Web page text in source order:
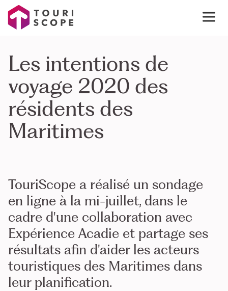
Les intentions de
voyage 2020 des
résidents des
Maritimes
TouriScope a réalisé un sondage
en ligne à la mi-juillet, dans le
cadre d'une collaboration avec
Expérience Acadie et partage ses
résultats afin d'aider les acteurs
touristiques des Maritimes dans
leur planification.